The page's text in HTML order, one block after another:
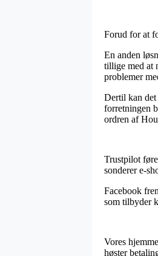
Forud for at
En anden
tillige med at
problemer
Dertil kan
forretningen
ordren af
Trustpilot
sonderer e-
Facebook
som tilbyder
Vores
høster